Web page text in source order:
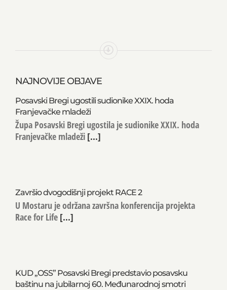
NAJNOVIJE OBJAVE
Posavski Bregi ugostili sudionike XXIX. hoda
Franjevačke mladeži
Župa Posavski Bregi ugostila je sudionike XXIX. hoda
Franjevačke mladeži [...]
Završio dvogodišnji projekt RACE 2
U Mostaru je održana završna konferencija projekta
Race for Life [...]
KUD „OSS” Posavski Bregi predstavio posavsku
baštinu na jubilarnoj 60. Međunarodnoj smotri